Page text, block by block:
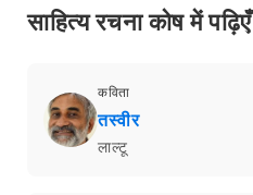
साहित्य रचना कोष में पढ़िएँ
कविता
तस्वीर
लाल्टू